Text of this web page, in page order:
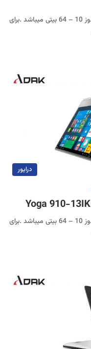
.تمامی درایور های این بخش مخصوص ویندوز 10 – 64 بیتی میباشد .برای
درایور
.تمامی درایور های این بخش مخصوص ویندوز 10 – 64 بیتی میباشد .برای